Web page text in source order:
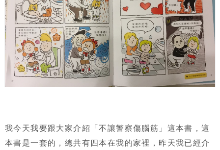
我今天我要跟大家介紹「不讓警察傷腦筋」這本書，這
本書是一套的，總共有四本在我的家裡，昨天我已經介